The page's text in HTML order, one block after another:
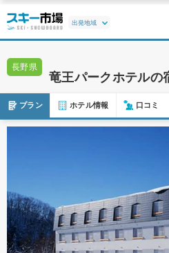
長野県
竜王パークホテルの
プラン ホテル情報 口コミ